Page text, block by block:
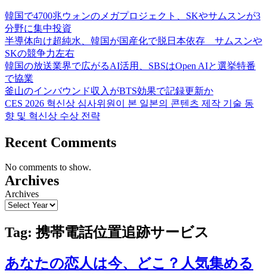
韓国で4700兆ウォンのメガプロジェクト、SKやサムスンが3
分野に集中投資
半導体向け超純水、韓国が国産化で脱日本依存 サムスンや
SKの競争力左右
韓国の放送業界で広がるAI活用、SBSはOpen AIと選挙特番
で協業
釜山のインバウンド収入がBTS効果で記録更新か
CES 2026 혁신상 심사위원이 본 일본의 콘텐츠 제작 기술 동
향 및 혁신상 수상 전략
Recent Comments
No comments to show.
Archives
Archives
Tag:携帯電話位置追跡サービス
あなたの恋人は今、どこ？人気集める